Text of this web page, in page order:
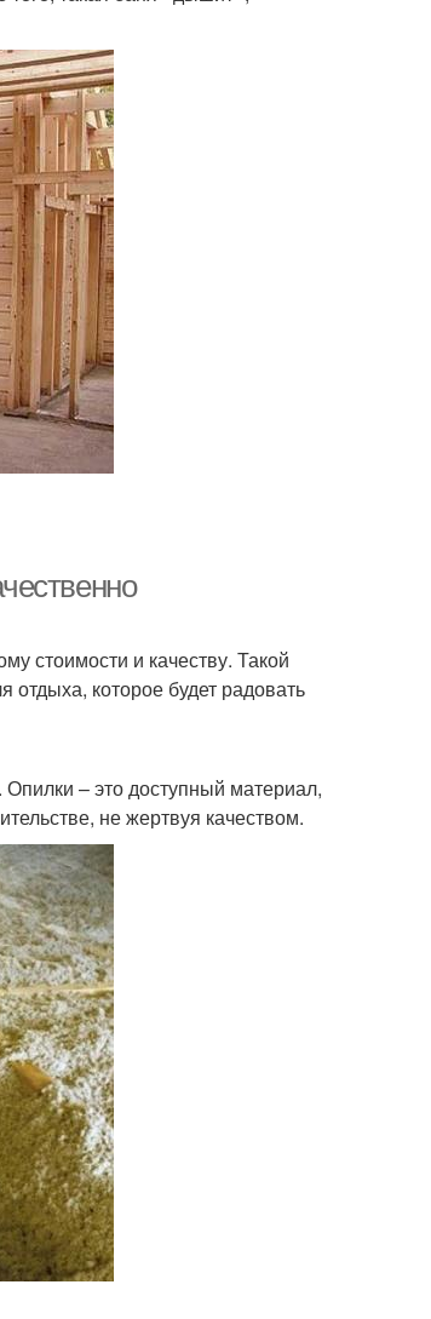
стоимости и качеству. Такой
которое будет радовать
– это доступный материал,
не жертвуя качеством.